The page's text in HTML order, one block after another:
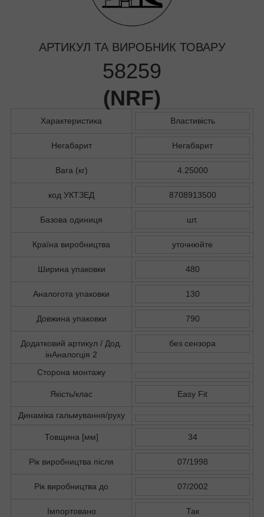
АРТИКУЛ ТА ВИРОБНИК ТОВАРУ
58259
(NRF)
Характеристика Властивість
Негабарит Негабарит
Вага (кг) 4.25000
код УКТЗЕД 8708913500
Базова одиниця шт.
Країна виробництва уточнюйте
Ширина упаковки 480
Аналогота упаковки 130
Довжина упаковки 790
Додатковий артикул / Дод.
інАналогція 2
без сензора
Сторона монтажу
Якість/клас Easy Fit
Динаміка гальмування/руху
Товщина [мм] 34
Рік виробництва після 07/1998
Рік виробництва до 07/2002
Імпортовано Так